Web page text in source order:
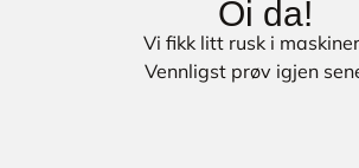
Oi da!
Vi fikk litt rusk i
Vennligst prøv igjen